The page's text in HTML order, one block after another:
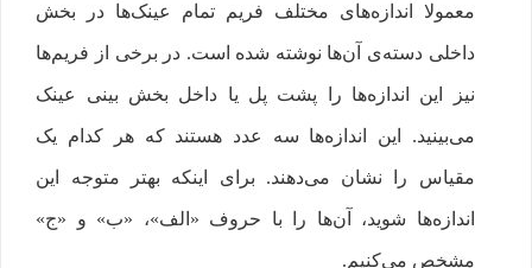
معمولا اندازه‌های مختلف فریم تمام عینک‌ها در بخش
داخلی دسته‌ی آن‌ها نوشته شده است. در برخی از فریم‌ها
نیز این اندازه‌ها را پشت پل یا داخل بخش بینی عینک
می‌بینید. این اندازه‌ها سه عدد هستند که هر کدام یک
مقیاس را نشان می‌دهند. برای اینکه بهتر متوجه این
اندازه‌ها شوید، آن‌ها را با حروف «الف»، «ب» و «ج»
مشخص می‌کنیم.